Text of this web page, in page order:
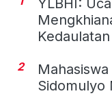
YLBHI:
2
Sidomulyo